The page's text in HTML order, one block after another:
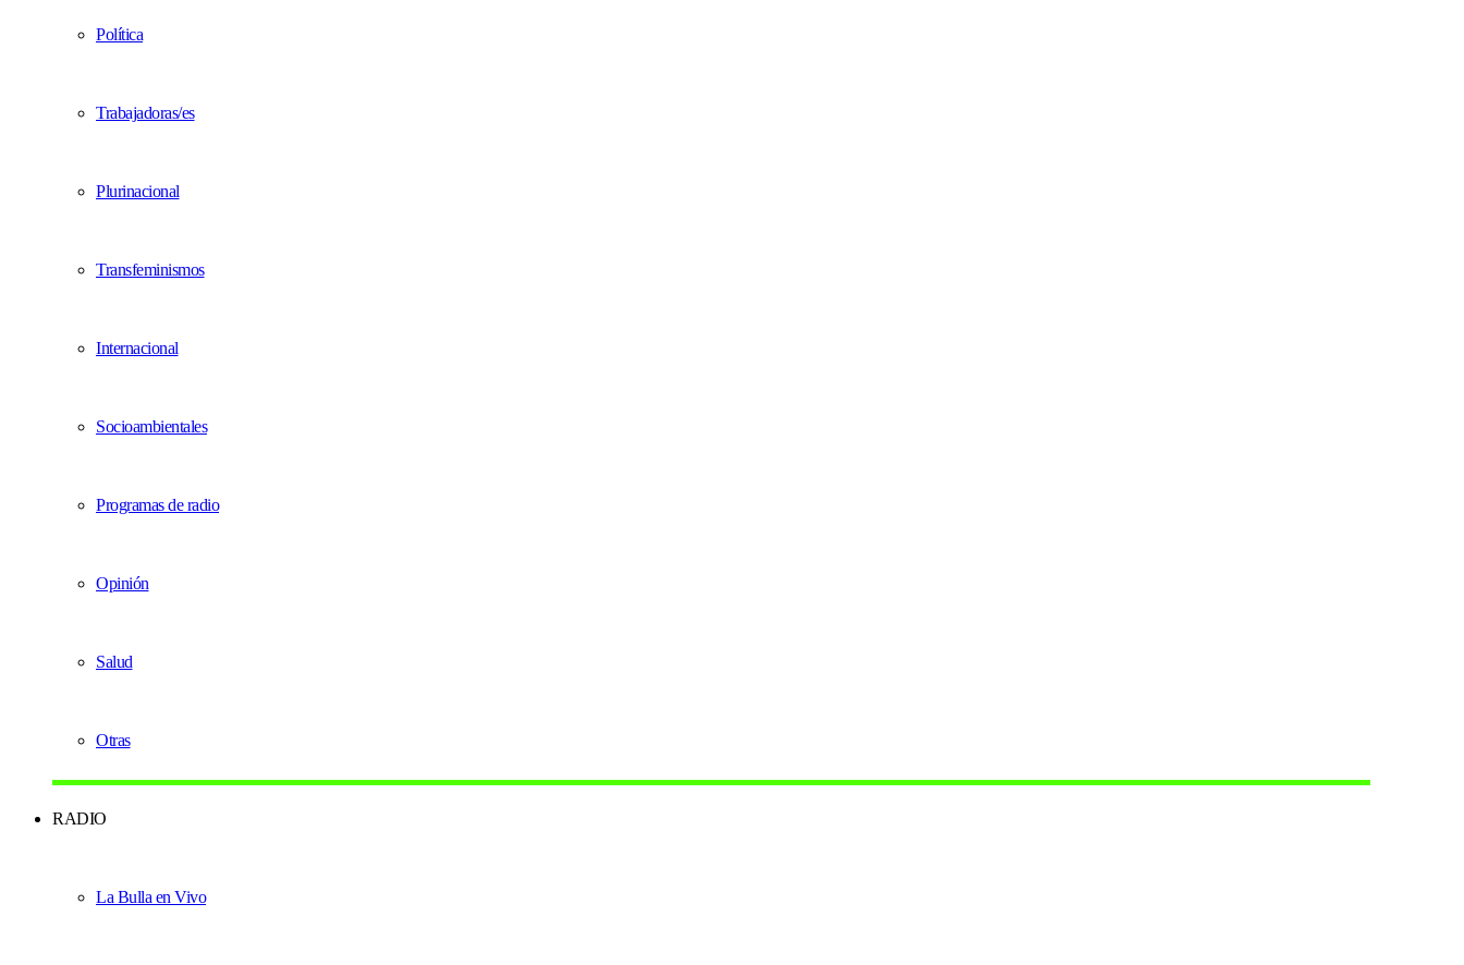
Política
Trabajadoras/es
Plurinacional
Transfeminismos
Internacional
Socioambientales
Programas de radio
Opinión
Salud
Otras
RADIO
La Bulla en Vivo